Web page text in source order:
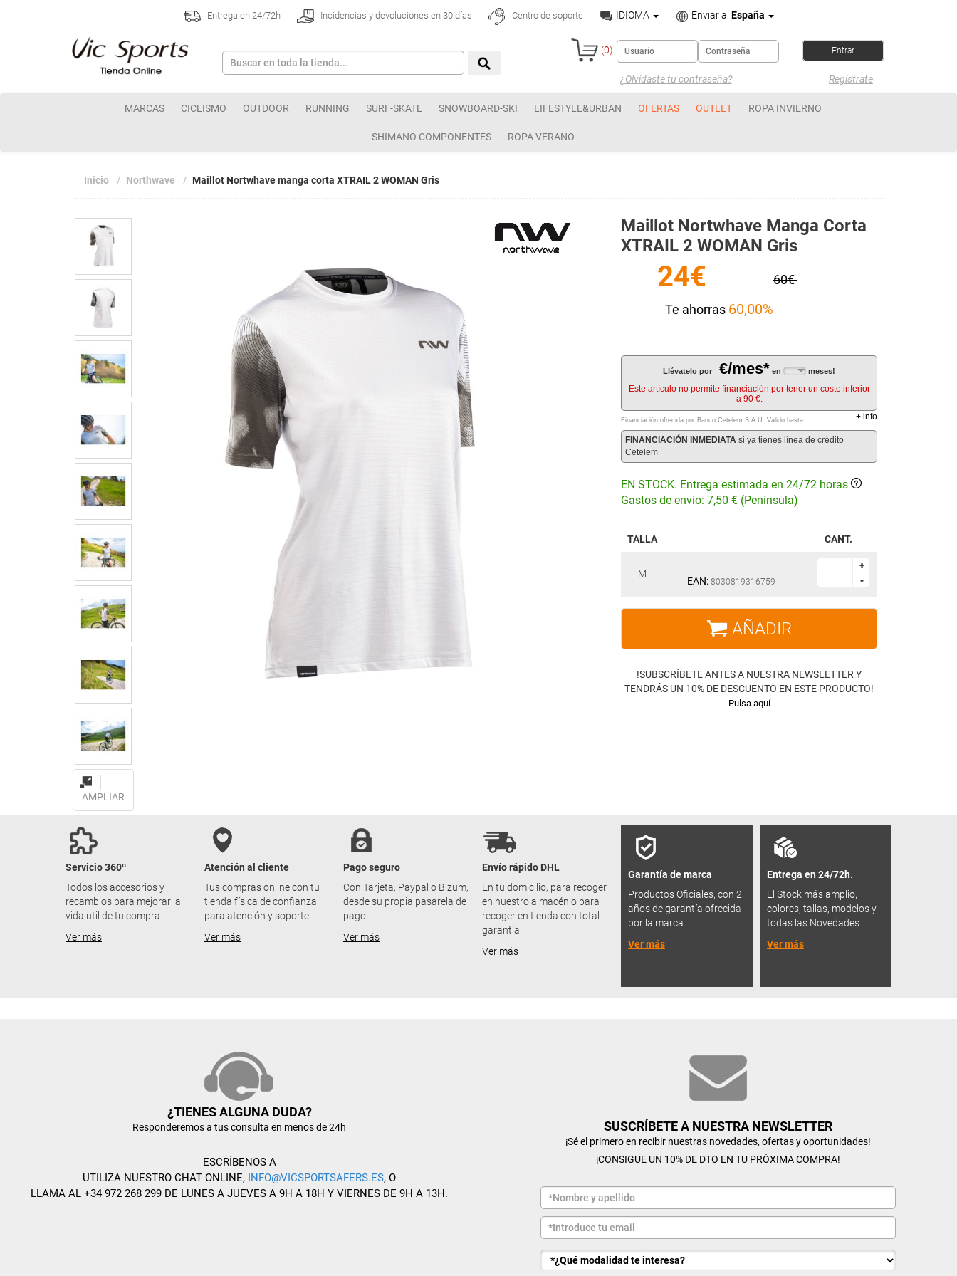
Entrega en 24/72h Incidencias y devoluciones en 30 días Centro de soporte IDIOMA Enviar a: España
(0)
¿Olvidaste tu contraseña? Regístrate
MARCAS CICLISMO OUTDOOR RUNNING SURF-SKATE SNOWBOARD-SKI LIFESTYLE&URBAN OFERTAS OUTLET ROPA INVIERNO
SHIMANO COMPONENTES ROPA VERANO
Inicio Northwave Maillot Nortwhave manga corta XTRAIL 2 WOMAN Gris
AMPLIAR
Maillot Nortwhave Manga Corta
XTRAIL 2 WOMAN Gris
24€
60€
Te ahorras 60,00%
Llévatelo por €/mes* en meses!
Este artículo no permite financiación por tener un coste inferior
a 90 €.
Financiación ofrecida por Banco Cetelem S.A.U. Válido hasta + info
FINANCIACIÓN INMEDIATA si ya tienes línea de crédito
Cetelem
EN STOCK. Entrega estimada en 24/72 horas
Gastos de envío: 7,50 € (Península)
TALLA CANT.
M
EAN: 8030819316759
+
-
+
-
AÑADIR
!SUBSCRÍBETE ANTES A NUESTRA NEWSLETTER Y
TENDRÁS UN 10% DE DESCUENTO EN ESTE PRODUCTO!
Pulsa aquí
Servicio 360º
Todos los accesorios y
recambios para mejorar la
vida util de tu compra.
Ver más
Atención al cliente
Tus compras online con tu
tienda física de confianza
para atención y soporte.
Ver más
Pago seguro
Con Tarjeta, Paypal o Bizum,
desde su propia pasarela de
pago.
Ver más
Envío rápido DHL
En tu domicilio, para recoger
en nuestro almacén o para
recoger en tienda con total
garantía.
Ver más
Garantía de marca
Productos Oficiales, con 2
años de garantía ofrecida
por la marca.
Ver más
Entrega en 24/72h.
El Stock más amplio,
colores, tallas, modelos y
todas las Novedades.
Ver más
¿TIENES ALGUNA DUDA?
Responderemos a tus consulta en menos de 24h
ESCRÍBENOS A
UTILIZA NUESTRO CHAT ONLINE, INFO@VICSPORTSAFERS.ES, O
LLAMA AL +34 972 268 299 DE LUNES A JUEVES A 9H A 18H Y VIERNES DE 9H A 13H.
SUSCRÍBETE A NUESTRA NEWSLETTER
¡Sé el primero en recibir nuestras novedades, ofertas y oportunidades!
¡CONSIGUE UN 10% DE DTO EN TU PRÓXIMA COMPRA!